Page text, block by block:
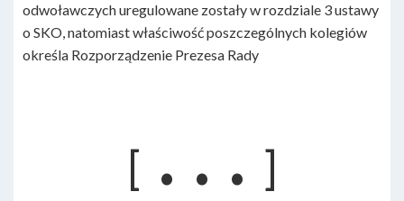
odwoławczych uregulowane zostały w rozdziale 3 ustawy
o SKO, natomiast właściwość poszczególnych kolegiów
określa Rozporządzenie Prezesa Rady
[ . . . ]